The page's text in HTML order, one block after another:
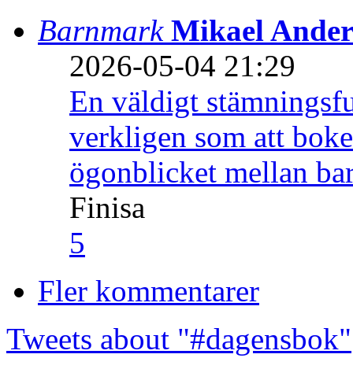
Barnmark Mikael
2026-05-04 21:29
En väldigt
verkligen som att
ögonblicket mellan
Finisa
5
Fler kommentarer
Tweets about "#dagensbok"